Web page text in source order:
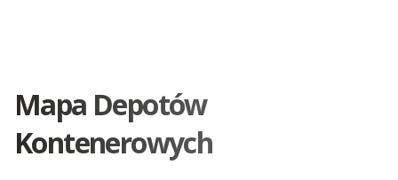
Mapa Depotów
Kontenerowych